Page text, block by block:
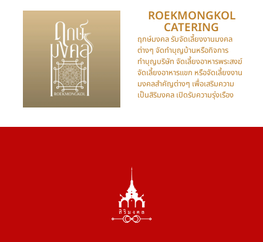
ROEKMONGKOL
CATERING​
ฤกษ์มงคล รับจัดเลี้ยงงานมงคล
ต่างๆ จัดทำบุญบ้านหรือกิจการ
ทำบุญบริษัท จัดเลี้ยงอาหารพระสงฆ์
จัดเลี้ยงอาหารแขก หรือจัดเลี้ยงงาน
มงคลสำคัญต่างๆ เพื่อเสริมความ
เป็นสิริมงคล เปิดรับความรุ่งเรือง